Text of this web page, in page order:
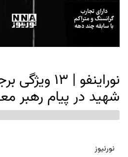
نوراینفو | 13
شهید در پیام رهبر
نورنیوز